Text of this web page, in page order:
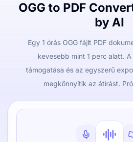
OGG to PDF
by AI
Egy 1 órás OGG fájlt PDF
kevesebb mint 1 perc alatt.
támogatása és az egyszerű
megkönnyítik az átírást.